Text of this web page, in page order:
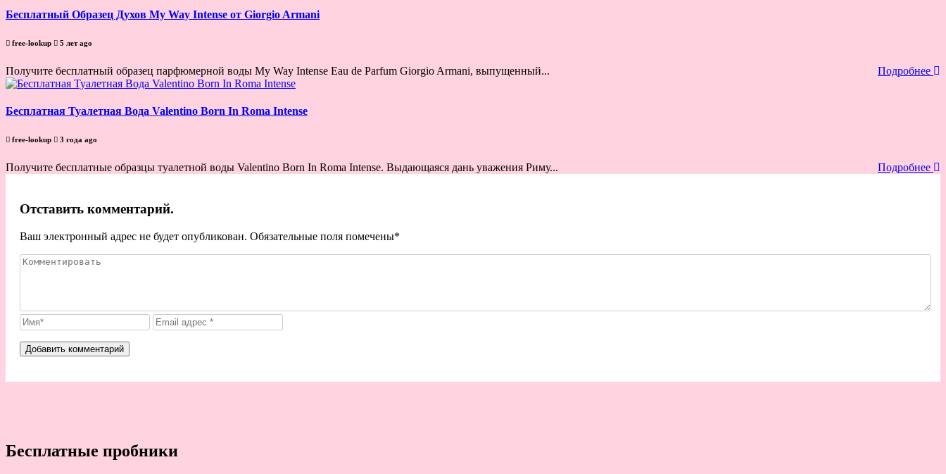
Бесплатный Образец Духов My Way Intense от Giorgio Armani
free-lookup 5 лет ago
Получите бесплатный образец парфюмерной воды My Way Intense Eau de Parfum Giorgio Armani, выпущенный... Подробнее
Бесплатная Туалетная Вода Valentino Born In Roma Intense
free-lookup 3 года ago
Получите бесплатные образцы туалетной воды Valentino Born In Roma Intense. Выдающаяся дань уважения Риму... Подробнее
Отставить комментарий.
Ваш электронный адрес не будет опубликован. Обязательные поля помечены*
Бесплатные пробники